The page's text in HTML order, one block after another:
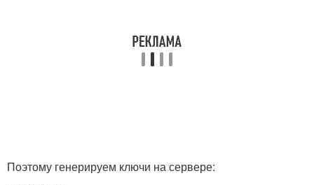
Поэтому генерируем ключи на сервере: